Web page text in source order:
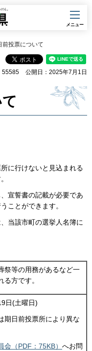
メニュー
前投票について
55585 公開日：2025年7月1日
に行けないと見込まれる
宣誓書の記載が必要であ
ことができます。
当該市町の選挙人名簿に
祭等の用務があるなど一
方です。
日(土曜日)
期日前投票所により異な
（PDF：75KB） へお問